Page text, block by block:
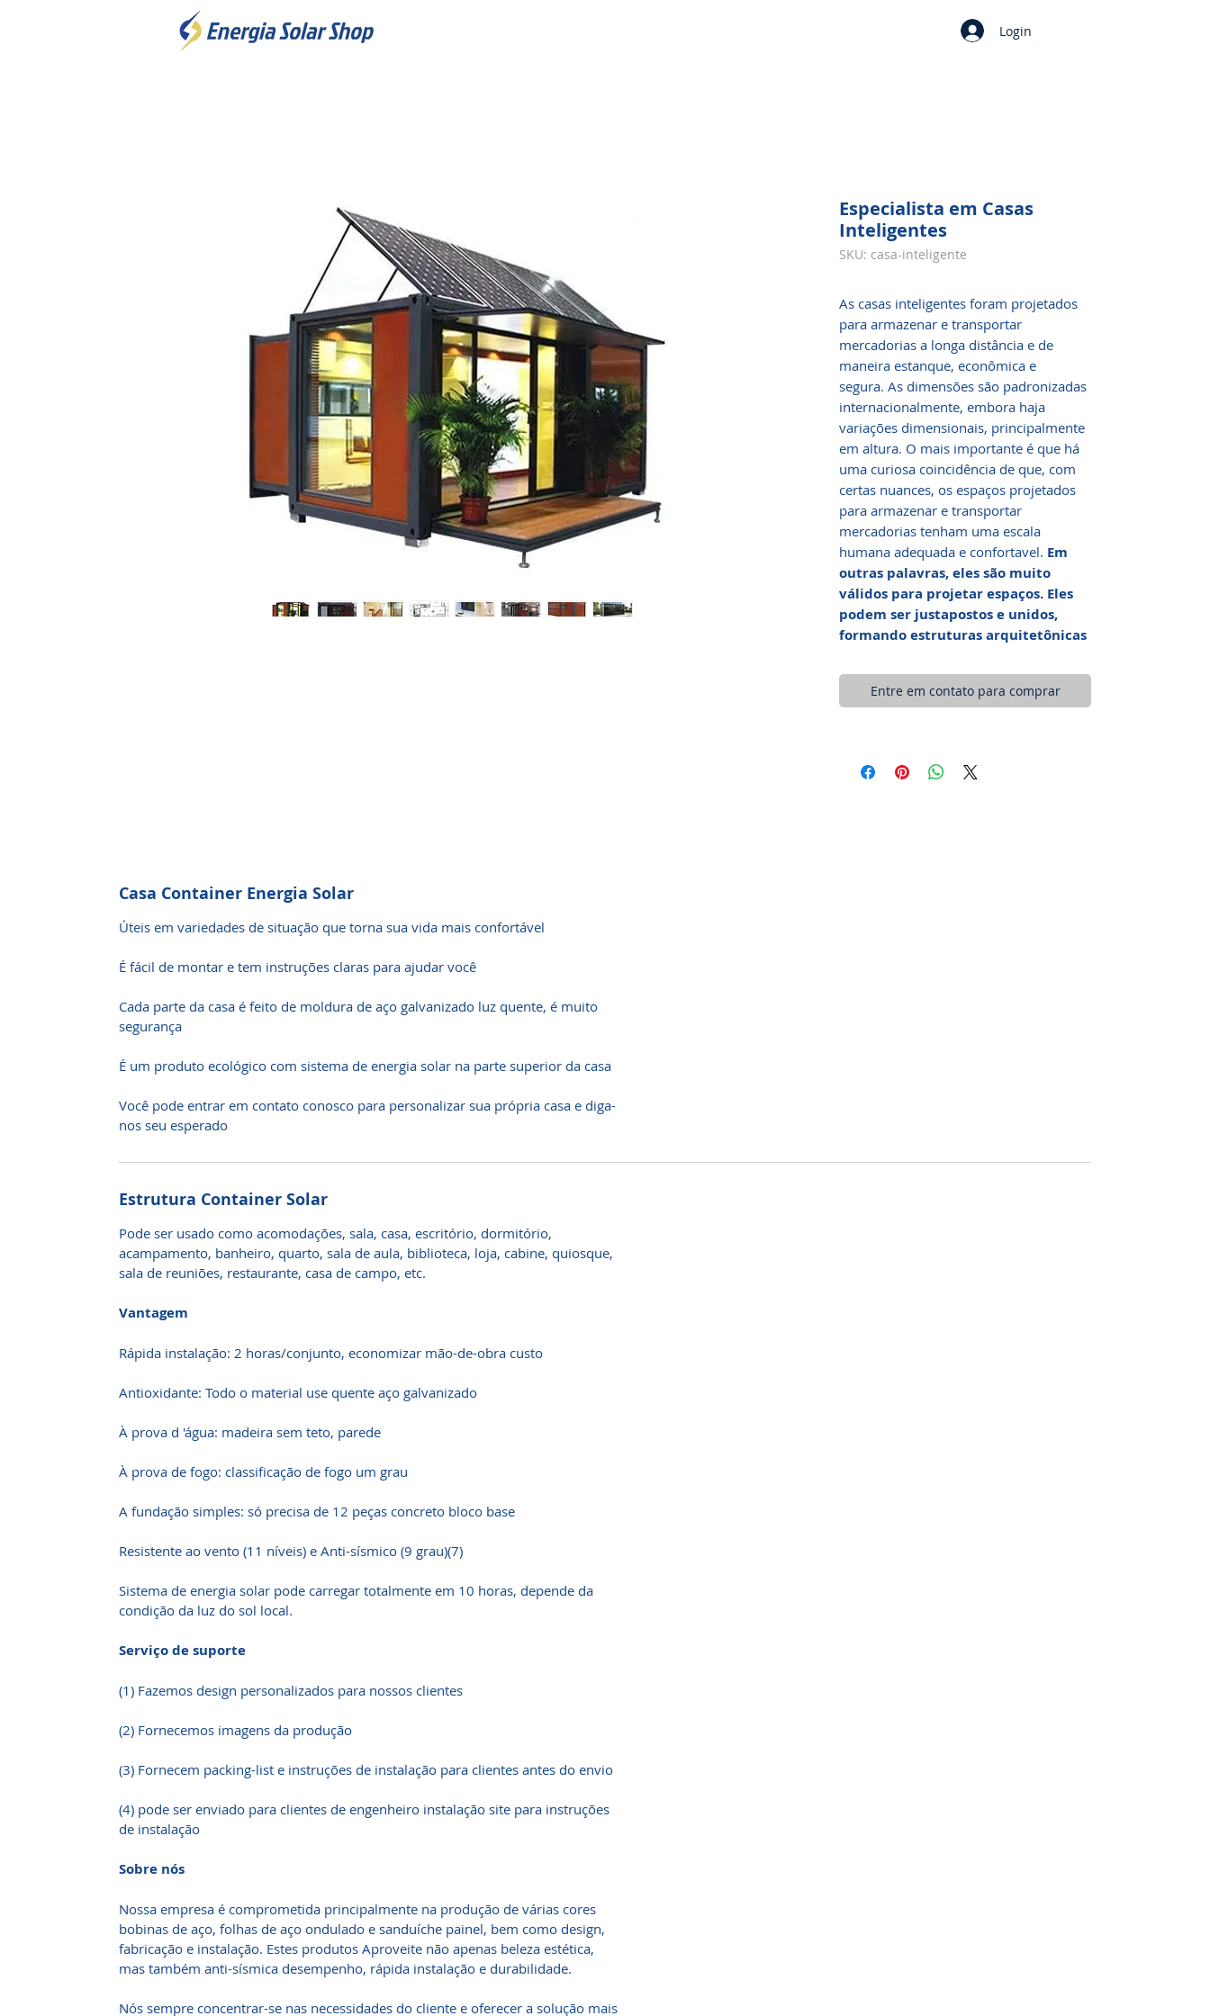
Login
Especialista em Casas
Inteligentes
SKU: casa-inteligente
As casas inteligentes foram projetados
para armazenar e transportar
mercadorias a longa distância e de
maneira estanque, econômica e
segura. As dimensões são padronizadas
internacionalmente, embora haja
variações dimensionais, principalmente
em altura. O mais importante é que há
uma curiosa coincidência de que, com
certas nuances, os espaços projetados
para armazenar e transportar
mercadorias tenham uma escala
humana adequada e confortavel. Em
outras palavras, eles são muito
válidos para projetar espaços. Eles
podem ser justapostos e unidos,
formando estruturas arquitetônicas
Entre em contato para comprar
Casa Container Energia Solar
Úteis em variedades de situação que torna sua vida mais confortável
É fácil de montar e tem instruções claras para ajudar você
Cada parte da casa é feito de moldura de aço galvanizado luz quente, é muito
segurança
É um produto ecológico com sistema de energia solar na parte superior da casa
Você pode entrar em contato conosco para personalizar sua própria casa e diga-
nos seu esperado
Estrutura Container Solar
Pode ser usado como acomodações, sala, casa, escritório, dormitório,
acampamento, banheiro, quarto, sala de aula, biblioteca, loja, cabine, quiosque,
sala de reuniões, restaurante, casa de campo, etc.
Vantagem
Rápida instalação: 2 horas/conjunto, economizar mão-de-obra custo
Antioxidante: Todo o material use quente aço galvanizado
À prova d 'água: madeira sem teto, parede
À prova de fogo: classificação de fogo um grau
A fundação simples: só precisa de 12 peças concreto bloco base
Resistente ao vento (11 níveis) e Anti-sísmico (9 grau)(7)
Sistema de energia solar pode carregar totalmente em 10 horas, depende da
condição da luz do sol local.
Serviço de suporte
(1) Fazemos design personalizados para nossos clientes
(2) Fornecemos imagens da produção
(3) Fornecem packing-list e instruções de instalação para clientes antes do envio
(4) pode ser enviado para clientes de engenheiro instalação site para instruções
de instalação
Sobre nós
Nossa empresa é comprometida principalmente na produção de várias cores
bobinas de aço, folhas de aço ondulado e sanduíche painel, bem como design,
fabricação e instalação. Estes produtos Aproveite não apenas beleza estética,
mas também anti-sísmica desempenho, rápida instalação e durabilidade.
Nós sempre concentrar-se nas necessidades do cliente e oferecer a solução mais